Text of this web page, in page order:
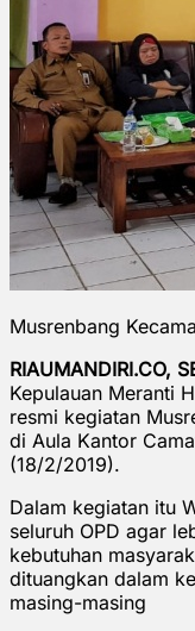
Musrenbang
RIAUMANDIRI.CO,
Kepulauan Meranti
resmi kegiatan
di Aula Kantor
(18/2/2019).
Dalam kegiatan itu
seluruh OPD agar
kebutuhan
dituangkan dalam
masing-masing